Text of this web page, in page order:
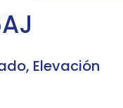
, Elevación